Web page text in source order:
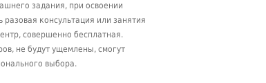
задания, при освоении
консультация или занятия
совершенно бесплатная.
не будут ущемлены, смогут
выбора.